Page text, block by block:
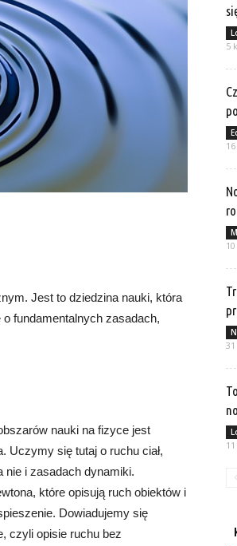
Jest to dziedzina nauki, która
fundamentalnych zasadach,
nauki na fizyce jest
Uczymy się tutaj o ruchu ciał,
nie i zasadach dynamiki.
które opisują ruch obiektów i
Dowiadujemy się
czyli opisie ruchu bez
5